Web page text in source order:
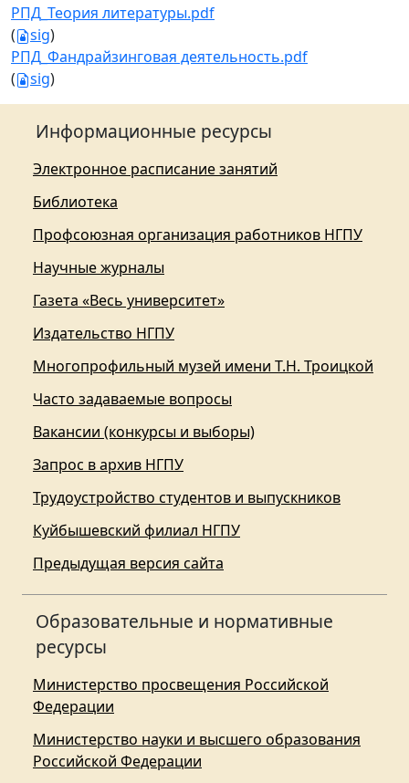
РПД_Теория литературы.pdf
(
sig)
РПД_Фандрайзинговая деятельность.pdf
(
sig)
Информационные ресурсы
Электронное расписание занятий
Библиотека
Профсоюзная организация работников НГПУ
Научные журналы
Газета «Весь университет»
Издательство НГПУ
Многопрофильный музей имени Т.Н. Троицкой
Часто задаваемые вопросы
Вакансии (конкурсы и выборы)
Запрос в архив НГПУ
Трудоустройство студентов и выпускников
Куйбышевский филиал НГПУ
Предыдущая версия сайта
Образовательные и нормативные
ресурсы
Министерство просвещения Российской
Федерации
Министерство науки и высшего образования
Российской Федерации